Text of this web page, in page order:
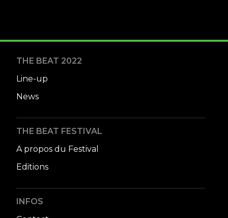
THE BEAT 2022
Line-up
News
THE BEAT FESTIVAL
A propos du Festival
Editions
INFOS